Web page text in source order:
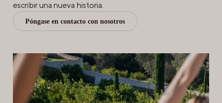
escribir una nueva historia.
Póngase en contacto con nosotros